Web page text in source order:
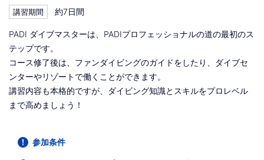
講習期間 約7日間
PADI ダイブマスターは、PADIプロフェッショナルの道の最初のス
テップです。
コース修了後は、ファンダイビングのガイドをしたり、ダイブセ
ンターやリゾートで働くことができます。
講習内容も本格的ですが、ダイビング知識とスキルをプロレベル
まで高めましょう！
参加条件